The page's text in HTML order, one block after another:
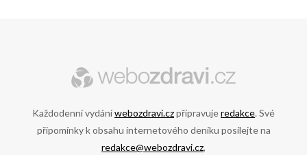
Každodenní vydáníwebozdravi.czpřipravujeredakce. Své
připomínky k obsahu internetového deníku posílejte na
redakce@webozdravi.cz,